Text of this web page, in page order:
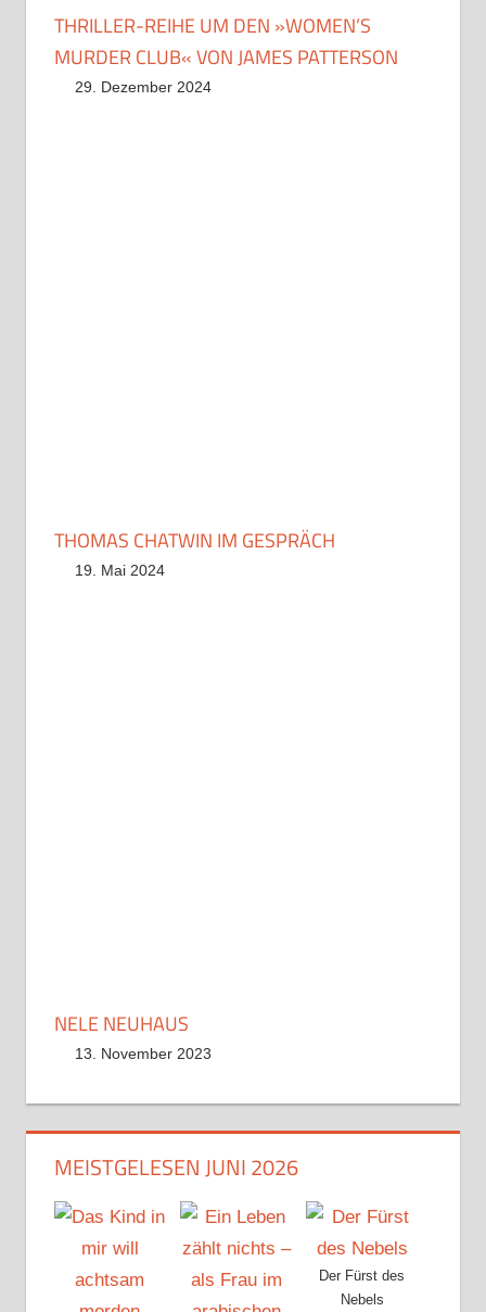
THRILLER-REIHE UM DEN »WOMEN’S
MURDER CLUB« VON JAMES PATTERSON
29. Dezember 2024
THOMAS CHATWIN IM GESPRÄCH
19. Mai 2024
NELE NEUHAUS
13. November 2023
MEISTGELESEN JUNI 2026
Der Fürst des
Nebels